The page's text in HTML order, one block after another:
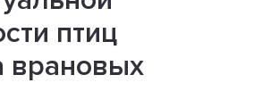
птиц
врановых